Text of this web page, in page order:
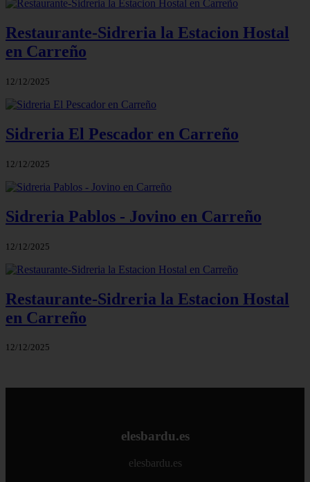
Restaurante-Sidreria la Estacion Hostal
en Carreño
12/12/2025
Sidreria El Pescador en Carreño
12/12/2025
Sidreria Pablos - Jovino en Carreño
12/12/2025
Restaurante-Sidreria la Estacion Hostal
en Carreño
12/12/2025
elesbardu.es
elesbardu.es